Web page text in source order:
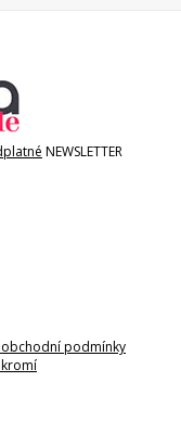
NEWSLETTER
podmínky